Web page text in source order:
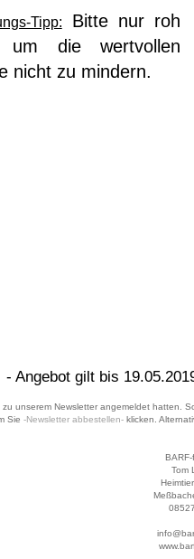
Tipp:
Bitte nur roh
um die wertvollen
nicht zu mindern.
- Angebot gilt bis
unserem Newsletter angemeldet hatten.
Sie -Newsletter abbestellen-klicken.
Tom